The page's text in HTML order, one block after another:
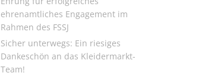
ehrenamtliches Engagement im
Rahmen des FSSJ
Sicher unterwegs: Ein riesiges
Dankeschön an das Kleidermarkt-
Team!